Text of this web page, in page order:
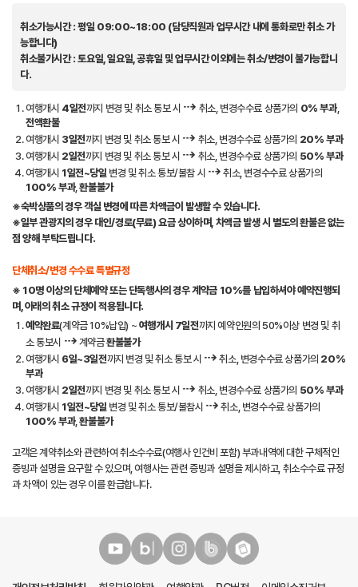
취소가능시간: 평일 09:00~18:00 (담당직원과 업무시간 내에 통화로만 취소 가
능합니다)
취소불가시간: 토요일, 일요일, 공휴일 및 업무시간 이외에는 취소/변경이 불가능합니
다.
여행개시 4일전까지 변경 및 취소 통보 시 ⇢ 취소, 변경수수료 상품가의 0% 부과,
전액환불
여행개시 3일전까지 변경 및 취소 통보 시 ⇢ 취소, 변경수수료 상품가의 20% 부과
여행개시 2일전까지 변경 및 취소 통보 시 ⇢ 취소, 변경수수료 상품가의 50% 부과
여행개시 1일전~당일변경 및 취소 통보/불참 시 ⇢ 취소, 변경수수료 상품가의
100% 부과,환불불가
※숙박상품의 경우 객실 변경에 따른 차액금이 발생할 수 있습니다.
※일부 관광지의 경우 대인/경로(무료) 요금 상이하며, 차액금 발생 시 별도의 환불은 없는
점 양해 부탁드립니다.
단체취소/변경 수수료 특별규정
※ 10명 이상의 단체예약 또는 단독행사의 경우계약금 10%를 납입하셔야 예약진행되
며, 아래의 취소 규정이 적용됩니다.
예약완료(계약금 10%납입) ~ 여행개시 7일전까지 예약인원의 50%이상 변경 및 취
소 통보시 ⇢ 계약금환불불가
여행개시 6일~3일전까지 변경 및 취소 통보 시 ⇢ 취소, 변경수수료 상품가의 20%
부과
여행개시 2일전까지 변경 및 취소 통보 시 ⇢ 취소, 변경수수료 상품가의 50% 부과
여행개시 1일전~당일변경 및 취소 통보/불참시 ⇢ 취소, 변경수수료 상품가의
100% 부과,환불불가
고객은 계약취소와 관련하여 취소수수료(여행사 인건비 포함) 부과내역에 대한 구체적인
증빙과 설명을 요구할 수 있으며, 여행사는 관련 증빙과 설명을 제시하고, 취소수수료 규정
과 차액이 있는 경우 이를 환급합니다.